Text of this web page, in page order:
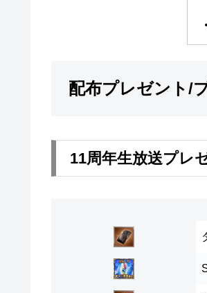
配布プレゼント/
11周年生放送プレ